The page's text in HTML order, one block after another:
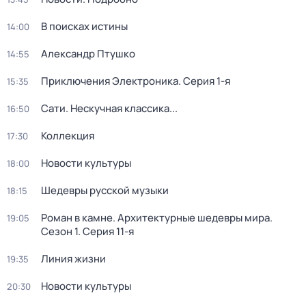
14:00 В поисках истины
14:55 Александр Птушко
15:35 Приключения Электроника. Серия 1-я
16:50 Сати. Нескучная классика...
17:30 Коллекция
18:00 Новости культуры
18:15 Шедевры русской музыки
19:05 Роман в камне. Архитектурные шедевры мира.
Сезон 1. Серия 11-я
19:35 Линия жизни
20:30 Новости культуры